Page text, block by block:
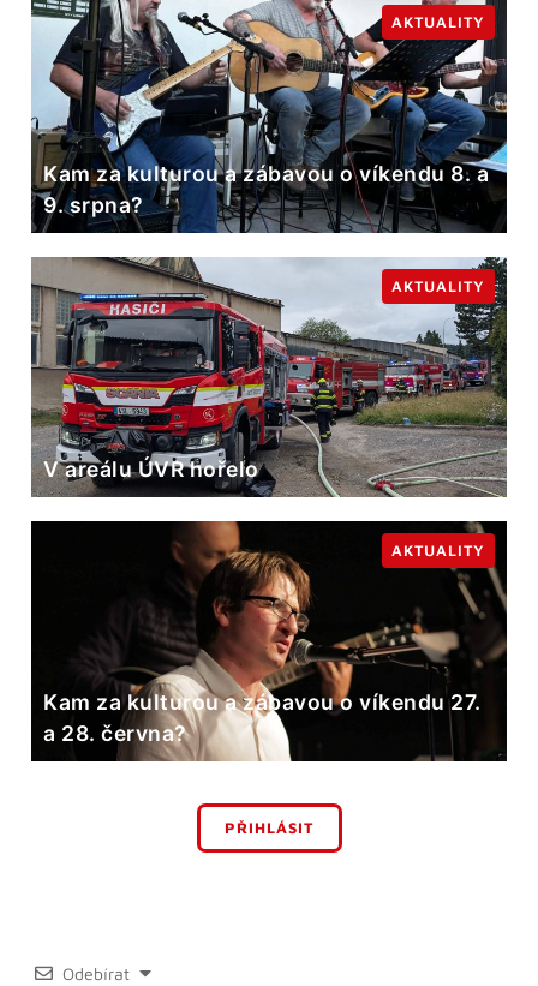
Kam za kulturou a zábavou o víkendu 8. a
9. srpna?
AKTUALITY
V areálu ÚVR hořelo
AKTUALITY
Kam za kulturou a zábavou o víkendu 27.
a 28. června?
AKTUALITY
PŘIHLÁSIT
Odebírat